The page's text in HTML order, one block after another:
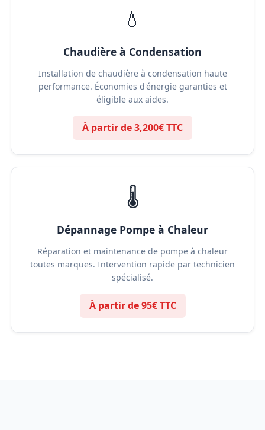
💧
Chaudière à Condensation
Installation de chaudière à condensation haute
performance. Économies d'énergie garanties et
éligible aux aides.
À partir de 3,200€ TTC
🌡️
Dépannage Pompe à Chaleur
Réparation et maintenance de pompe à chaleur
toutes marques. Intervention rapide par technicien
spécialisé.
À partir de 95€ TTC